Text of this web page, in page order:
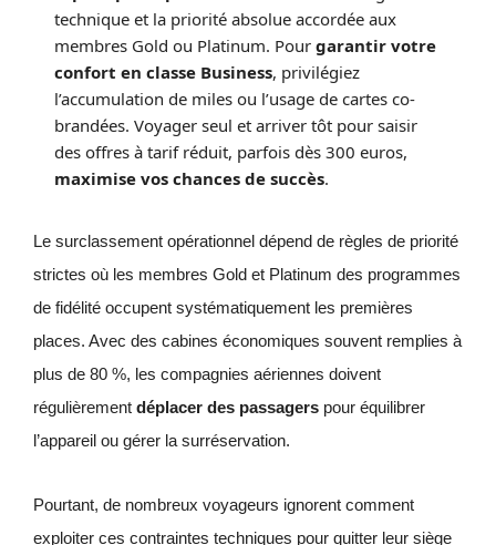
technique et la priorité absolue accordée aux
membres Gold ou Platinum. Pour garantir votre
confort en classe Business, privilégiez
l’accumulation de miles ou l’usage de cartes co-
brandées. Voyager seul et arriver tôt pour saisir
des offres à tarif réduit, parfois dès 300 euros,
maximise vos chances de succès.
Le surclassement opérationnel dépend de règles de priorité
strictes où les membres Gold et Platinum des programmes
de fidélité occupent systématiquement les premières
places. Avec des cabines économiques souvent remplies à
plus de 80 %, les compagnies aériennes doivent
régulièrement déplacer des passagers pour équilibrer
l’appareil ou gérer la surréservation.
Pourtant, de nombreux voyageurs ignorent comment
exploiter ces contraintes techniques pour quitter leur siège